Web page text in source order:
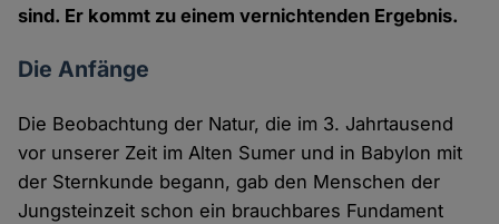
sind. Er kommt zu einem vernichtenden Ergebnis.
Die Anfänge
Die Beobachtung der Natur, die im 3. Jahrtausend
vor unserer Zeit im Alten Sumer und in Babylon mit
der Sternkunde begann, gab den Menschen der
Jungsteinzeit schon ein brauchbares Fundament